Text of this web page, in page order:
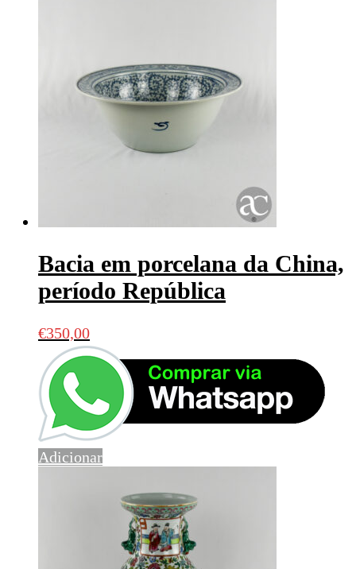
Bacia em porcelana da China,
período República
€350,00
Adicionar